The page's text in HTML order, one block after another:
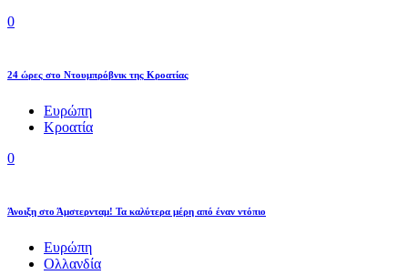
0
24 ώρες στο Ντουμπρόβνικ της Κροατίας
Ευρώπη
Κροατία
0
Άνοιξη στο Άμστερνταμ! Τα καλύτερα μέρη από έναν ντόπιο
Ευρώπη
Ολλανδία